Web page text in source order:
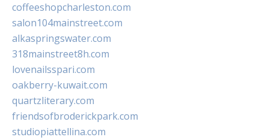
coffeeshopcharleston.com
salon104mainstreet.com
alkaspringswater.com
318mainstreet8h.com
lovenailsspari.com
oakberry-kuwait.com
quartzliterary.com
friendsofbroderickpark.com
studiopiattellina.com